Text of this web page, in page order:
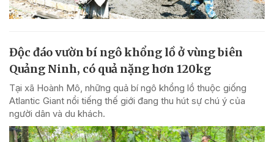
Độc đáo vườn bí ngô khổng lồ ở vùng biên
Quảng Ninh, có quả nặng hơn 120kg
Tại xã Hoành Mô, những quả bí ngô khổng lồ thuộc giống
Atlantic Giant nổi tiếng thế giới đang thu hút sự chú ý của
người dân và du khách.